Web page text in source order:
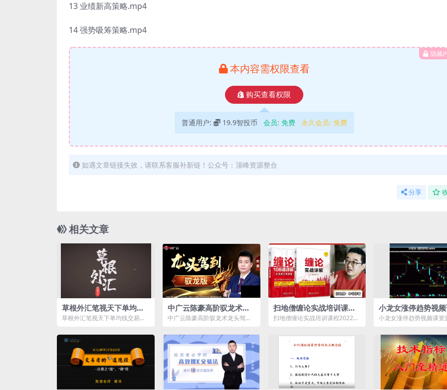
13 业绩新高策略.mp4
14 强势吸筹策略.mp4
隐藏
本内容需权限查看
购买查看权限
普通用户: 19.9智投币 会员: 免费 永久会员: 免费
如遇文章链接失效，请联系客服补新链！公众号：顶峰资源整合
分享
相关文章
草根外汇笔视天下单均线
交易系统老k
草根外汇笔视天下单均线交易系
第1集...
中广云陈豪高阶驭龙术龙
头驾到驭龙版小班课
中广云陈豪高阶驭龙术龙头驾到
目录： ...
扫地僧缠论实战培训课程2
022读缠札记培训视频全
扫地僧缠论实战培训课程2022读
小龙女涨停趋势视
小龙女涨停趋势视频课资